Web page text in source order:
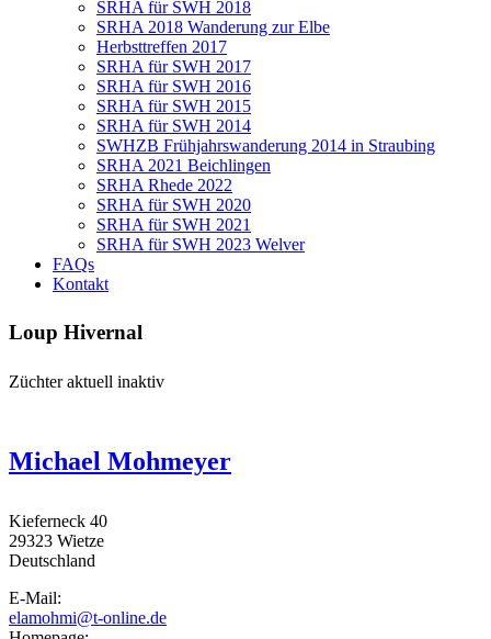
SRHA für SWH 2018
SRHA 2018 Wanderung zur Elbe
Herbsttreffen 2017
SRHA für SWH 2017
SRHA für SWH 2016
SRHA für SWH 2015
SRHA für SWH 2014
SWHZB Frühjahrswanderung 2014 in Straubing
SRHA 2021 Beichlingen
SRHA Rhede 2022
SRHA für SWH 2020
SRHA für SWH 2021
SRHA für SWH 2023 Welver
FAQs
Kontakt
Loup Hivernal
Züchter aktuell inaktiv
Michael Mohmeyer
Kieferneck 40
29323 Wietze
Deutschland
E-Mail:
elamohmi@t-online.de